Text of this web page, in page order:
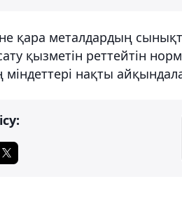
қара металдардың
қызметін реттейтін
нақты